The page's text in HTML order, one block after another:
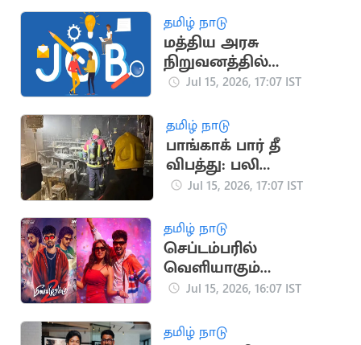
தமிழ் நாடு
மத்திய அரசு
நிறுவனத்தில்
வேலைவாய்ப்பு
Jul 15, 2026, 17:07 IST
தமிழ் நாடு
பாங்காக் பார் தீ
விபத்து: பலி
எண்ணிக்கை 32 ஆக
Jul 15, 2026, 17:07 IST
தமிழ் நாடு
செப்டம்பரில்
வெளியாகும்
ஹிப்ஹாப் ஆதியின்
Jul 15, 2026, 16:07 IST
தமிழ் நாடு